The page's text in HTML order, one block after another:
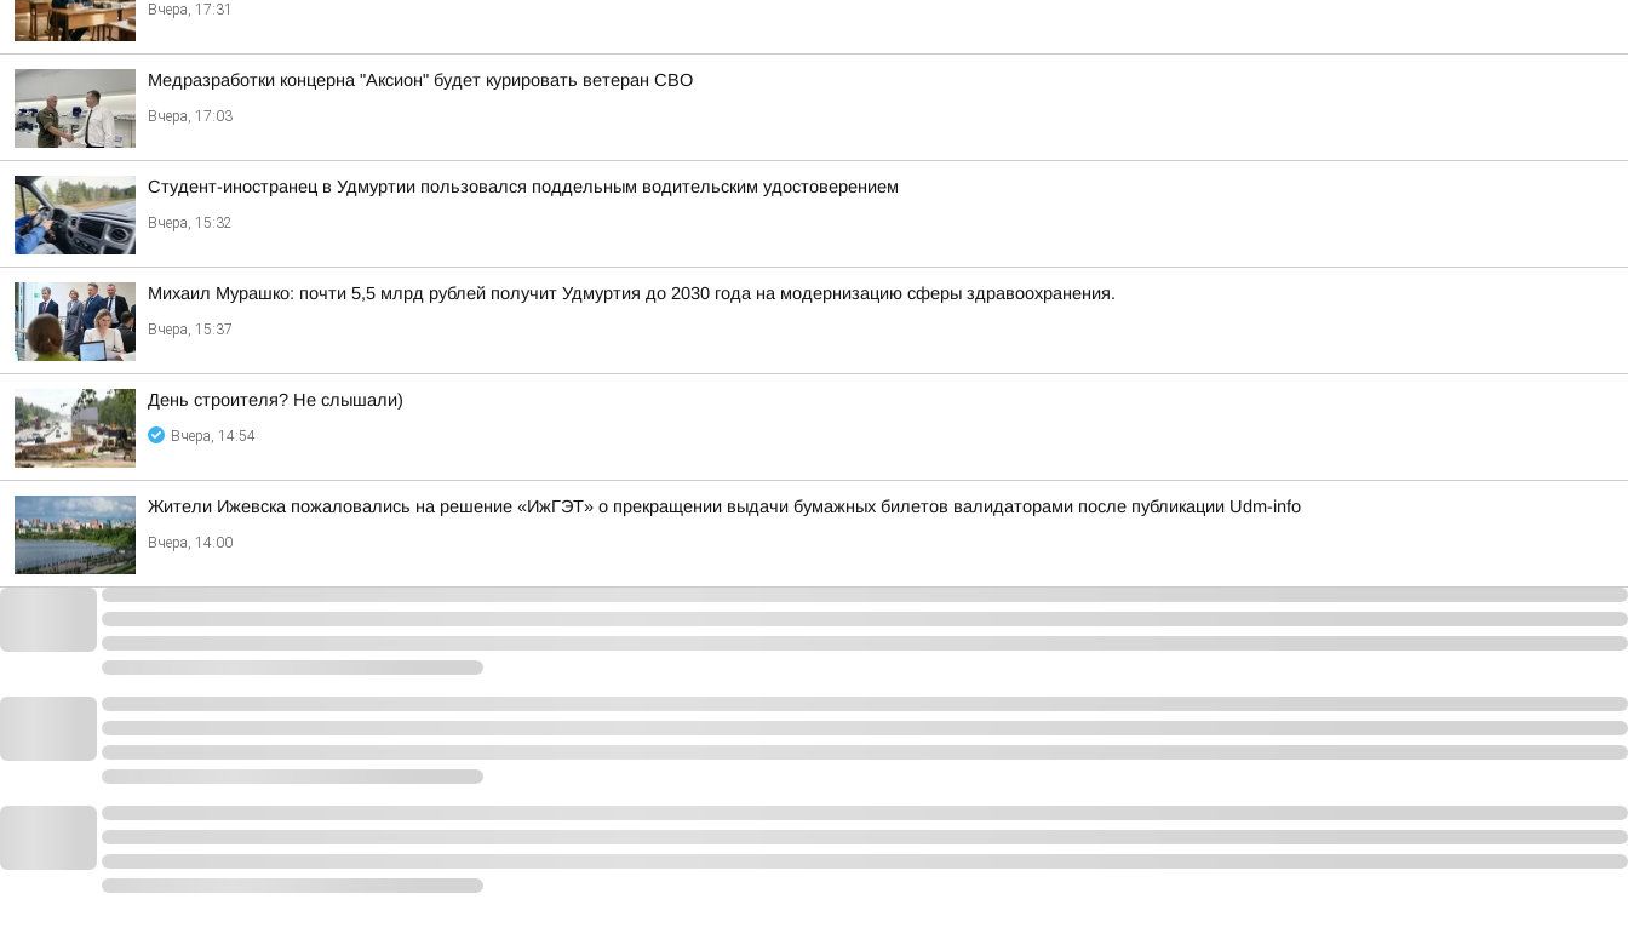
Вчера, 17:31
Медразработки концерна "Аксион" будет курировать ветеран СВО
Вчера, 17:03
Студент-иностранец в Удмуртии пользовался поддельным водительским удостоверением
Вчера, 15:32
Михаил Мурашко: почти 5,5 млрд рублей получит Удмуртия до 2030 года на модернизацию сферы здравоохранения.
Вчера, 15:37
День строителя? Не слышали)
Вчера, 14:54
Жители Ижевска пожаловались на решение «ИжГЭТ» о прекращении выдачи бумажных билетов валидаторами после публикации Udm-info
Вчера, 14:00